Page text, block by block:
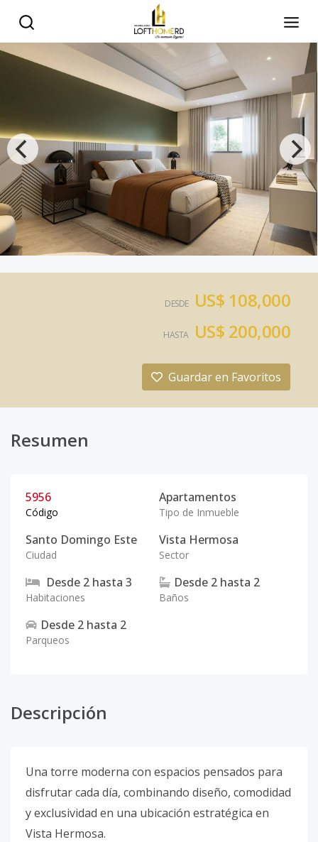
DESDE US$ 108,000
HASTA US$ 200,000
Guardar en Favoritos
Resumen
5956
Código
Apartamentos
Tipo de Inmueble
Santo Domingo Este
Ciudad
Vista Hermosa
Sector
Desde 2 hasta 3
Habitaciones
Desde 2 hasta 2
Baños
Desde 2 hasta 2
Parqueos
Descripción
Una torre moderna con espacios pensados para
disfrutar cada día, combinando diseño, comodidad
y exclusividad en una ubicación estratégica en
Vista Hermosa.